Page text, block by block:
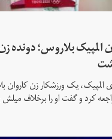
المپیک بلاروس؛ دونده
المپیک، یک ورزشکار زن کاروان
کرد و گفت او را برخلاف میلش